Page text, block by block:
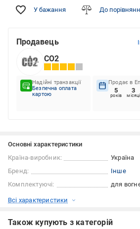
У бажання До
Продавець
СО2
Надійні транзакції
Безпечна оплата
картою
Продає в
5
років
3
місяці
Основні характеристики
Країна-виробник:
Україна
Бренд:
Інше
Комплектуючі:
для
Всі характеристики
Також купують з категорій